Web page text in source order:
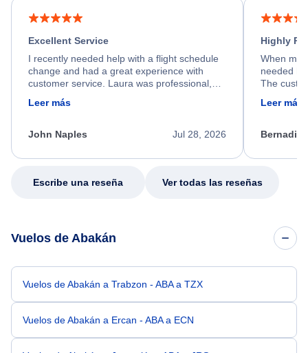
Excellent Service
I recently needed help with a flight schedule
change and had a great experience with
customer service. Laura was professional,
friendly, and very helpful throughout the
process. She quickly found a solution and
appreciate her excellent service.
Leer más
Jul 28, 2026
John Naples
Highly
When my
needed
The
calm,
my issue.
Leer más
Escribe una reseña Ver todas las reseñas
Vuelos de Abakán
Vuelos de Abakán a Trabzon - ABA a TZX
Vuelos de Abakán a Ercan - ABA a ECN